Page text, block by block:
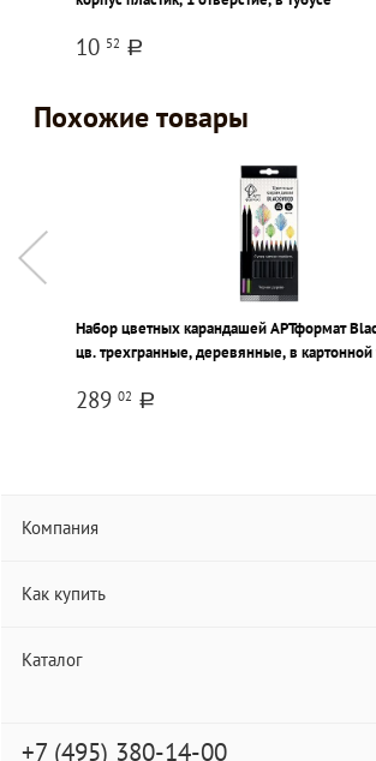
10 52 a
Похожие товары
Набор цветных карандашей АРТформат
цв. трехгранные, деревянные, в картонной
289 02 a
Компания
Как купить
Каталог
+7 (495) 380-14-00